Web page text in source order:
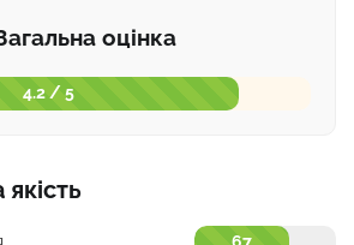
оцінка
4.2 / 5